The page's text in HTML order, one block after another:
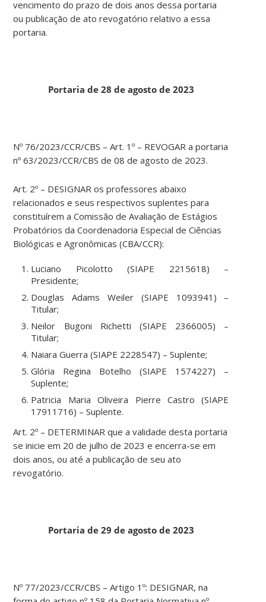
vencimento do prazo de dois anos dessa portaria
ou publicação de ato revogatório relativo a essa
portaria.
Portaria de 28 de agosto de 2023
Nº 76/2023/CCR/CBS – Art. 1º – REVOGAR a portaria
nº 63/2023/CCR/CBS de 08 de agosto de 2023.
Art. 2º – DESIGNAR os professores abaixo
relacionados e seus respectivos suplentes para
constituírem a Comissão de Avaliação de Estágios
Probatórios da Coordenadoria Especial de Ciências
Biológicas e Agronômicas (CBA/CCR):
Luciano Picolotto (SIAPE 2215618) –
Presidente;
Douglas Adams Weiler (SIAPE 1093941) –
Titular;
Neilor Bugoni Richetti (SIAPE 2366005) –
Titular;
Naiara Guerra (SIAPE 2228547) – Suplente;
Glória Regina Botelho (SIAPE 1574227) –
Suplente;
Patricia Maria Oliveira Pierre Castro (SIAPE
17911716) – Suplente.
Art. 2º – DETERMINAR que a validade desta portaria
se inicie em 20 de julho de 2023 e encerra-se em
dois anos, ou até a publicação de seu ato
revogatório.
Portaria de 29 de agosto de 2023
Nº 77/2023/CCR/CBS – Artigo 1º: DESIGNAR, na